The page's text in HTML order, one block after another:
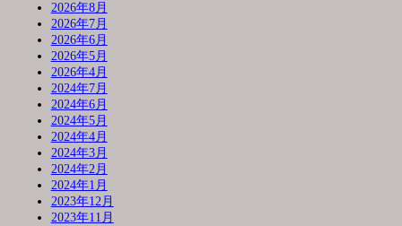
2026年8月
2026年7月
2026年6月
2026年5月
2026年4月
2024年7月
2024年6月
2024年5月
2024年4月
2024年3月
2024年2月
2024年1月
2023年12月
2023年11月